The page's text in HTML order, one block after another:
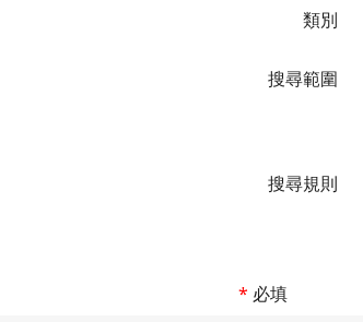
類別
搜尋範圍
搜尋規則
* 必填